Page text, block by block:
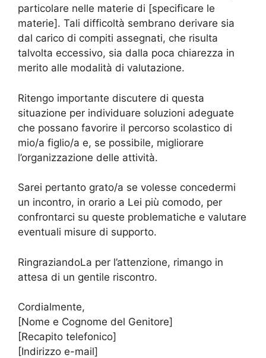
particolare nelle materie di [specificare le
materie]. Tali difficoltà sembrano derivare sia
dal carico di compiti assegnati, che risulta
talvolta eccessivo, sia dalla poca chiarezza in
merito alle modalità di valutazione.
Ritengo importante discutere di questa
situazione per individuare soluzioni adeguate
che possano favorire il percorso scolastico di
mio/a figlio/a e, se possibile, migliorare
l’organizzazione delle attività.
Sarei pertanto grato/a se volesse concedermi
un incontro, in orario a Lei più comodo, per
confrontarci su queste problematiche e valutare
eventuali misure di supporto.
RingraziandoLa per l’attenzione, rimango in
attesa di un gentile riscontro.
Cordialmente,
[Nome e Cognome del Genitore]
[Recapito telefonico]
[Indirizzo e-mail]